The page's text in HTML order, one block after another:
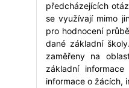
předcházejících
se využívají mimo
pro hodnocení
dané základní
zaměřeny na
základní
informace o žácích,